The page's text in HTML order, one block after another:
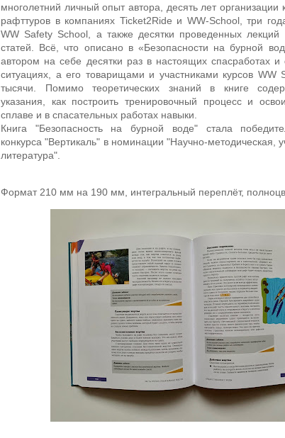
многолетний личный опыт автора, десять лет организации
рафттуров в компаниях Ticket2Ride и WW-School, три
WW Safety School, а также десятки проведенных
статей. Всё, что описано в «Безопасности на бурной
автором на себе десятки раз в настоящих спасработах и
ситуациях, а его товарищами и участниками курсов
тысячи. Помимо теоретических знаний в книге
указания, как построить тренировочный процесс и
сплаве и в спасательных работах навыки.
Книга "Безопасность на бурной воде" стала
конкурса "Вертикаль" в номинации "Научно-методическая,
литература".
Формат 210 мм на 190 мм, интегральный переплёт,